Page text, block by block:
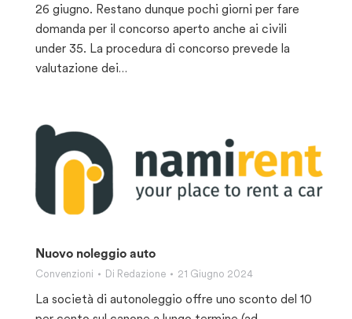
26 giugno. Restano dunque pochi giorni per fare
domanda per il concorso aperto anche ai civili
under 35. La procedura di concorso prevede la
valutazione dei…
Nuovo noleggio auto
Convenzioni Di Redazione 21 Giugno 2024
La società di autonoleggio offre uno sconto del 10